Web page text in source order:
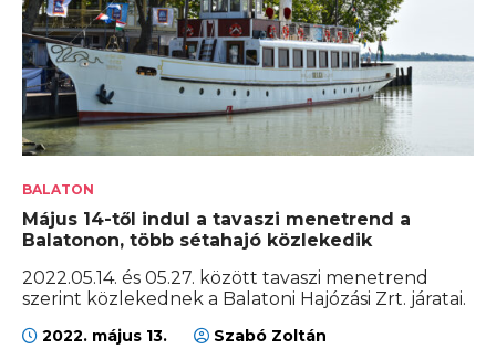
BALATON
Május 14-től indul a tavaszi menetrend a
Balatonon, több sétahajó közlekedik
2022.05.14. és 05.27. között tavaszi menetrend
szerint közlekednek a Balatoni Hajózási Zrt. járatai.
2022. május 13. Szabó Zoltán